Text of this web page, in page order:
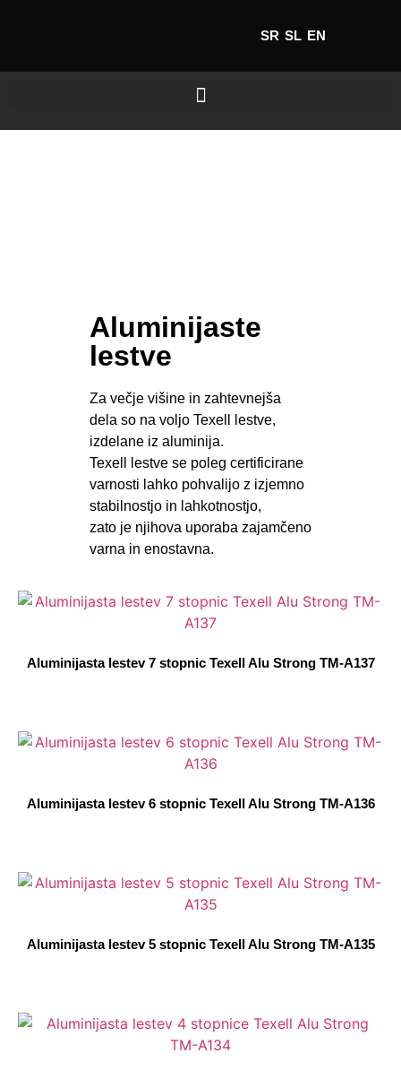
SR SL EN
Aluminijaste
lestve
Za večje višine in zahtevnejša
dela so na voljo Texell lestve,
izdelane iz aluminija.
Texell lestve se poleg certificirane
varnosti lahko pohvalijo z izjemno
stabilnostjo in lahkotnostjo,
zato je njihova uporaba zajamčeno
varna in enostavna.
Aluminijasta lestev 7 stopnic Texell Alu Strong TM-A137
Aluminijasta lestev 6 stopnic Texell Alu Strong TM-A136
Aluminijasta lestev 5 stopnic Texell Alu Strong TM-A135